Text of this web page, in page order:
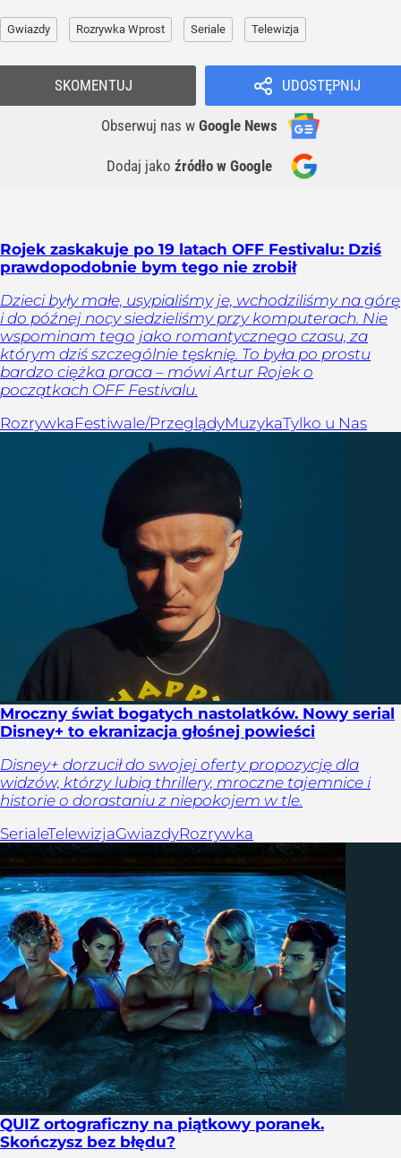
Gwiazdy Rozrywka Wprost Seriale Telewizja
UDOSTĘPNIJ
Obserwuj nas w Google News
Dodaj jako źródło w Google
SKOMENTUJ
Rojek zaskakuje po 19 latach OFF Festivalu: Dziś
prawdopodobnie bym tego nie zrobił
Dzieci były małe, usypialiśmy je, wchodziliśmy na górę
i do późnej nocy siedzieliśmy przy komputerach. Nie
wspominam tego jako romantycznego czasu, za
którym dziś szczególnie tęsknię. To była po prostu
bardzo ciężka praca – mówi Artur Rojek o
początkach OFF Festivalu.
RozrywkaFestiwale/PrzeglądyMuzykaTylko u Nas
Mroczny świat bogatych nastolatków. Nowy serial
Disney+ to ekranizacja głośnej powieści
Disney+ dorzucił do swojej oferty propozycję dla
widzów, którzy lubią thrillery, mroczne tajemnice i
historie o dorastaniu z niepokojem w tle.
SerialeTelewizjaGwiazdyRozrywka
QUIZ ortograficzny na piątkowy poranek.
Skończysz bez błędu?